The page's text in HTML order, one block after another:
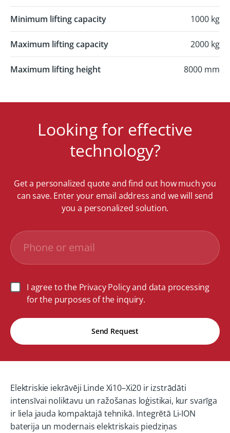
Minimum lifting capacity 1000 kg
Maximum lifting capacity 2000 kg
Maximum lifting height 8000 mm
Looking for effective
technology?
Get a personalized quote and find out how much you
can save. Enter your email address and we will send
you a personalized solution.
I agree to the Privacy Policy and data processing
for the purposes of the inquiry.
Send Request
Elektriskie iekrāvēji Linde Xi10–Xi20 ir izstrādāti
intensīvai noliktavu un ražošanas loģistikai, kur svarīga
ir liela jauda kompaktajā tehnikā. Integrētā Li-ION
baterija un modernais elektriskais piedziņas